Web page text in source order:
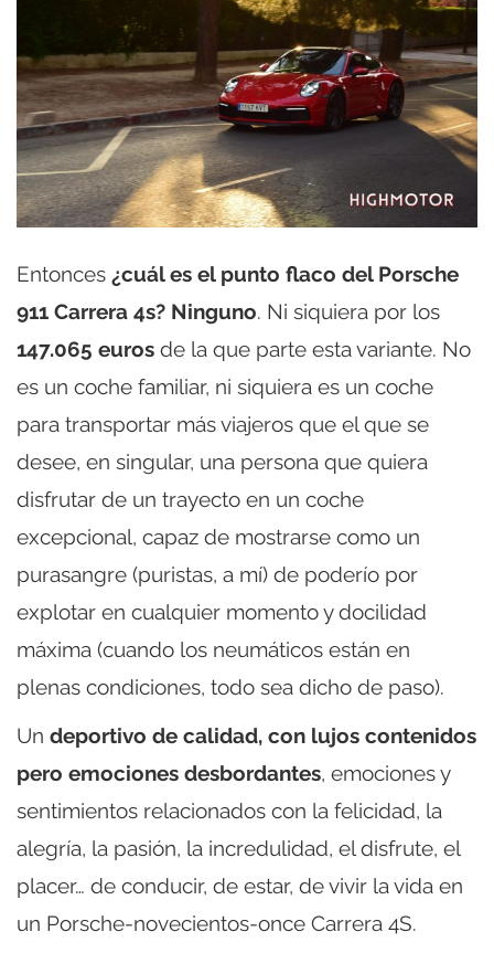
Entonces ¿cuál es el punto flaco del Porsche
911 Carrera 4s? Ninguno. Ni siquiera por los
147.065 euros de la que parte esta variante. No
es un coche familiar, ni siquiera es un coche
para transportar más viajeros que el que se
desee, en singular, una persona que quiera
disfrutar de un trayecto en un coche
excepcional, capaz de mostrarse como un
purasangre (puristas, a mí) de poderío por
explotar en cualquier momento y docilidad
máxima (cuando los neumáticos están en
plenas condiciones, todo sea dicho de paso).
Un deportivo de calidad, con lujos contenidos
pero emociones desbordantes, emociones y
sentimientos relacionados con la felicidad, la
alegría, la pasión, la incredulidad, el disfrute, el
placer… de conducir, de estar, de vivir la vida en
un Porsche-novecientos-once Carrera 4S.